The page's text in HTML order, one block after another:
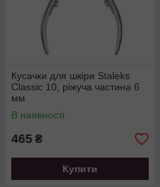
Кусачки для шкіри Staleks
Classic 10, ріжуча частина 6
мм
В наявності
465 ₴
Купити